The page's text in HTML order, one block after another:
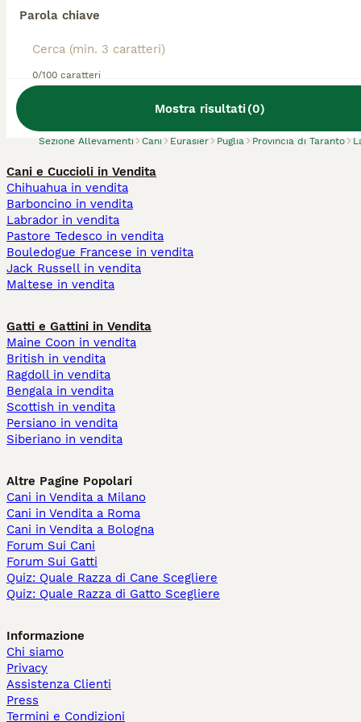
Parola chiave
0/100 caratteri
Mostra risultati(0)
Sezione Allevamenti Cani Eurasier Puglia Provincia di Taranto
Cani e Cuccioli in Vendita
Chihuahua in vendita
Barboncino in vendita
Labrador in vendita
Pastore Tedesco in vendita
Bouledogue Francese in vendita
Jack Russell in vendita
Maltese in vendita
Gatti e Gattini in Vendita
Maine Coon in vendita
British in vendita
Ragdoll in vendita
Bengala in vendita
Scottish in vendita
Persiano in vendita
Siberiano in vendita
Altre Pagine Popolari
Cani in Vendita a Milano
Cani in Vendita a Roma
Cani in Vendita a Bologna
Forum Sui Cani
Forum Sui Gatti
Quiz: Quale Razza di Cane Scegliere
Quiz: Quale Razza di Gatto Scegliere
Informazione
Chi siamo
Privacy
Assistenza Clienti
Press
Termini e Condizioni